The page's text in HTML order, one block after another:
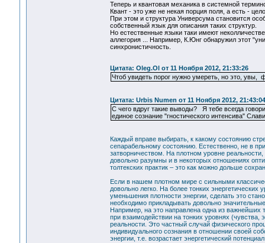
Теперь и квантовая механика в системной
Квант - это уже не некая порция поля, а есть -
При этом и структура Универсума становится
собственный язык для описания таких структур.
Но естественные языки таки имеют
аллегория ... Например, К.Юнг обнаружил этот
синхронистичность.
Цитата: Oleg.Ol от 11 Ноября 2012, 21:33:26
Чтоб увидеть порог нужно умереть, но это, увы,
Цитата: Urbis Numen от 11 Ноября 2012, 21:43:04
C чего вдруг такие выводы? Я тебе всегда
единое сознание "гностического интенсива"
Каждый вправе выбирать, к какому состоянию
сепарабельному состоянию. Естественно, не в
затворничеством. На плотном уровне
довольно разумны и в некоторых отношениях
толтекских практик – это как можно дольше
Если в нашем плотном мире с сильными
довольно легко. На более тонких энергетических
уменьшения плотности энергии, сделать это
необходимо прикладывать довольно
Например, на это направлена одна из важнейших
при взаимодействии на тонких уровнях (чувства,
реальности. Это частный случай физического
индивидуального сознания в отношении своей
энергии, т.е. возрастает энергетический